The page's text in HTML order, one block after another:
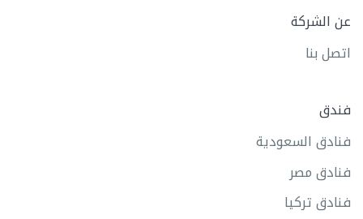
عن الشركة
اتصل بنا
فندق
فنادق السعودية
فنادق مصر
فنادق تركيا